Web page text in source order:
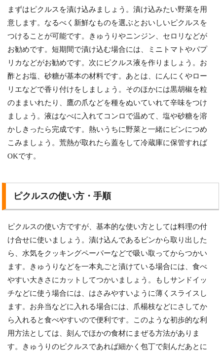
まずはピクルスを漬け込みましょう。漬け込みたい野菜を用
意します。なるべく新鮮なものを選ぶとおいしいピクルスを
つけることが可能です。きゅうりやニンジン、セロリなどが
お勧めです。短期間で漬け込む場合には、ミニトマトやパプ
リカなどがお勧めです。次にピクルス液を作りましょう。お
酢とお塩、砂糖が基本の材料です。あとは、にんにくやロー
リエなどで香り付けをしましょう。そのほかには黒胡椒を粒
のままいれたり、鷹の爪などを種をぬいていれて辛味をつけ
ましょう。液はなべに入れてコンロで温めて、塩や砂糖を溶
かしきったら完成です。熱いうちに野菜と一緒にビンにつめ
こみましょう。荒熱が取れたら蓋をして冷蔵庫に保管すれば
OKです。
ピクルスの使い方・手順
ピクルスの使い方ですが、基本的な使い方としては料理の付
け合せに使いましょう。漬け込んであるビンから取り出した
ら、水気をクッキングペーパーなどで吸い取ってからつかい
ます。きゅうりなどを一本丸ごと漬けている場合には、食べ
やすい大きさにカットしてつかいましょう。もしサンドイッ
チなどに使う場合には、はさみやすいように薄くスライスし
ます。お弁当などに入れる場合には、爪楊枝などにさしてか
ら入れると食べやすいので便利です。このような初歩的な利
用方法としては、刻んでほかの食材にまぜる方法がありま
す。きゅうりのピクルスであれば細かく包丁で刻んだあとに